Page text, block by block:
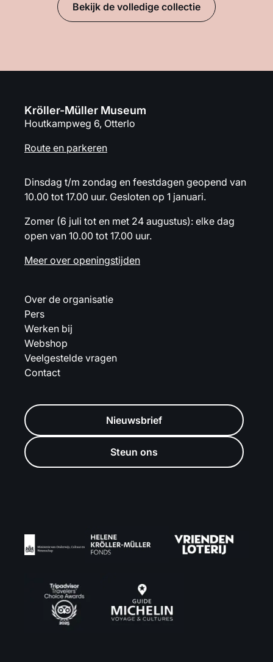
Bekijk de volledige collectie
Kröller-Müller Museum
Houtkampweg 6, Otterlo
Route en parkeren
Dinsdag t/m zondag en feestdagen geopend van
10.00 tot 17.00 uur. Gesloten op 1 januari.
Zomer (6 juli tot en met 24 augustus): elke dag
open van 10.00 tot 17.00 uur.
Meer over openingstijden
Over de organisatie
Pers
Werken bij
Webshop
Veelgestelde vragen
Contact
Nieuwsbrief
Steun ons